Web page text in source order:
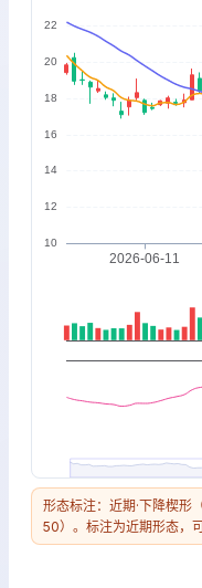
形态标注：近期·下降楔形
50）。标注为近期形态，